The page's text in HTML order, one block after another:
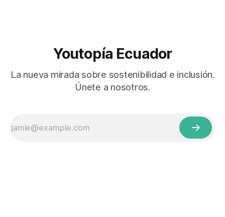
Youtopía Ecuador
La nueva mirada sobre sostenibilidad e inclusión.
Únete a nosotros.